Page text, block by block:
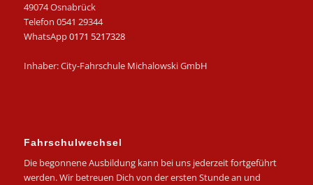
49074 Osnabrück
Telefon 0541 29344
WhatsApp0171 5217328
Inhaber: City-Fahrschule Michalowski GmbH
Fahrschulwechsel
Die begonnene Ausbildung kann bei uns jederzeit fortgeführt
werden. Wir betreuen Dich von der ersten Stunde an und